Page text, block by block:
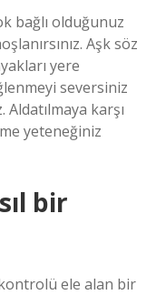
bağlı olduğunuz
Aşk söz
yere
seversiniz
Aldatılmaya karşı
yeteneğiniz
bir
ele alan bir